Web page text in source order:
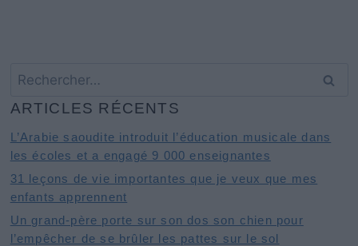
ARTICLES RÉCENTS
L’Arabie saoudite introduit l’éducation musicale dans
les écoles et a engagé 9 000 enseignantes
31 leçons de vie importantes que je veux que mes
enfants apprennent
Un grand-père porte sur son dos son chien pour
l’empêcher de se brûler les pattes sur le sol